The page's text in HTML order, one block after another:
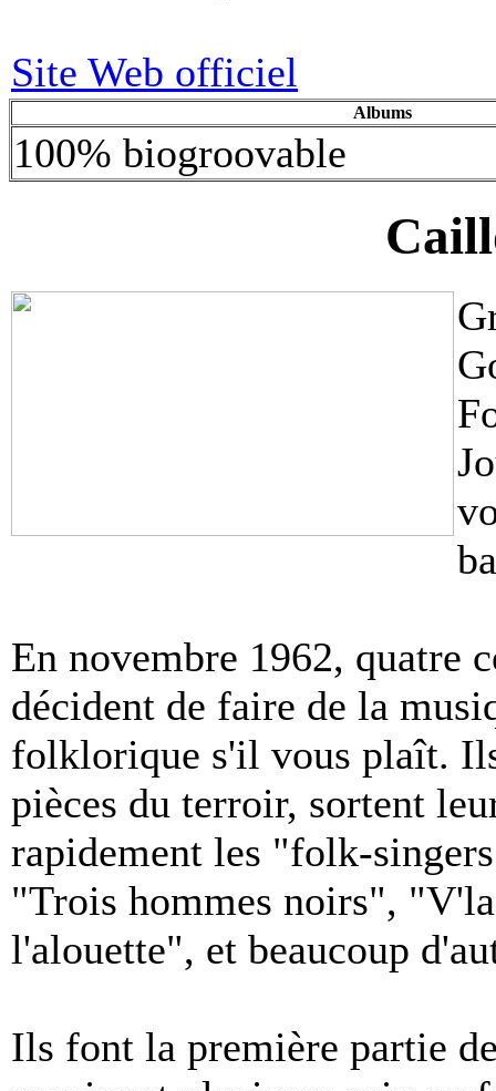
Site Web officiel
Albums
100% biogroovable
En novembre 1962, quatre
décident de faire de la
folklorique s'il vous plaît.
pièces du terroir, sortent
rapidement les "folk-
"Trois hommes noirs",
l'alouette", et beaucoup
Ils font la première partie